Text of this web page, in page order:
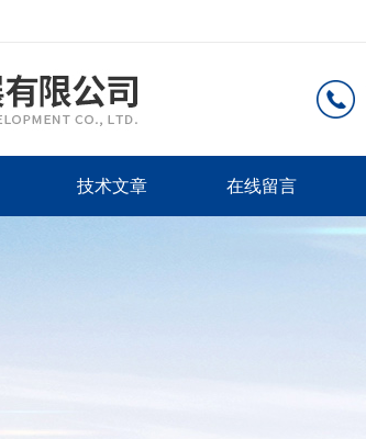
技术文章 在线留言